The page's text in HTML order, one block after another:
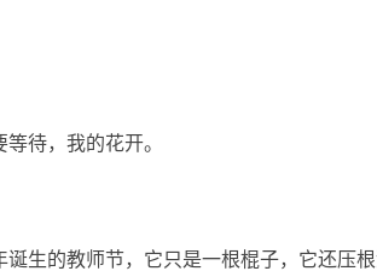
待，我的花开。
生的教师节，它只是一根棍子，它还压